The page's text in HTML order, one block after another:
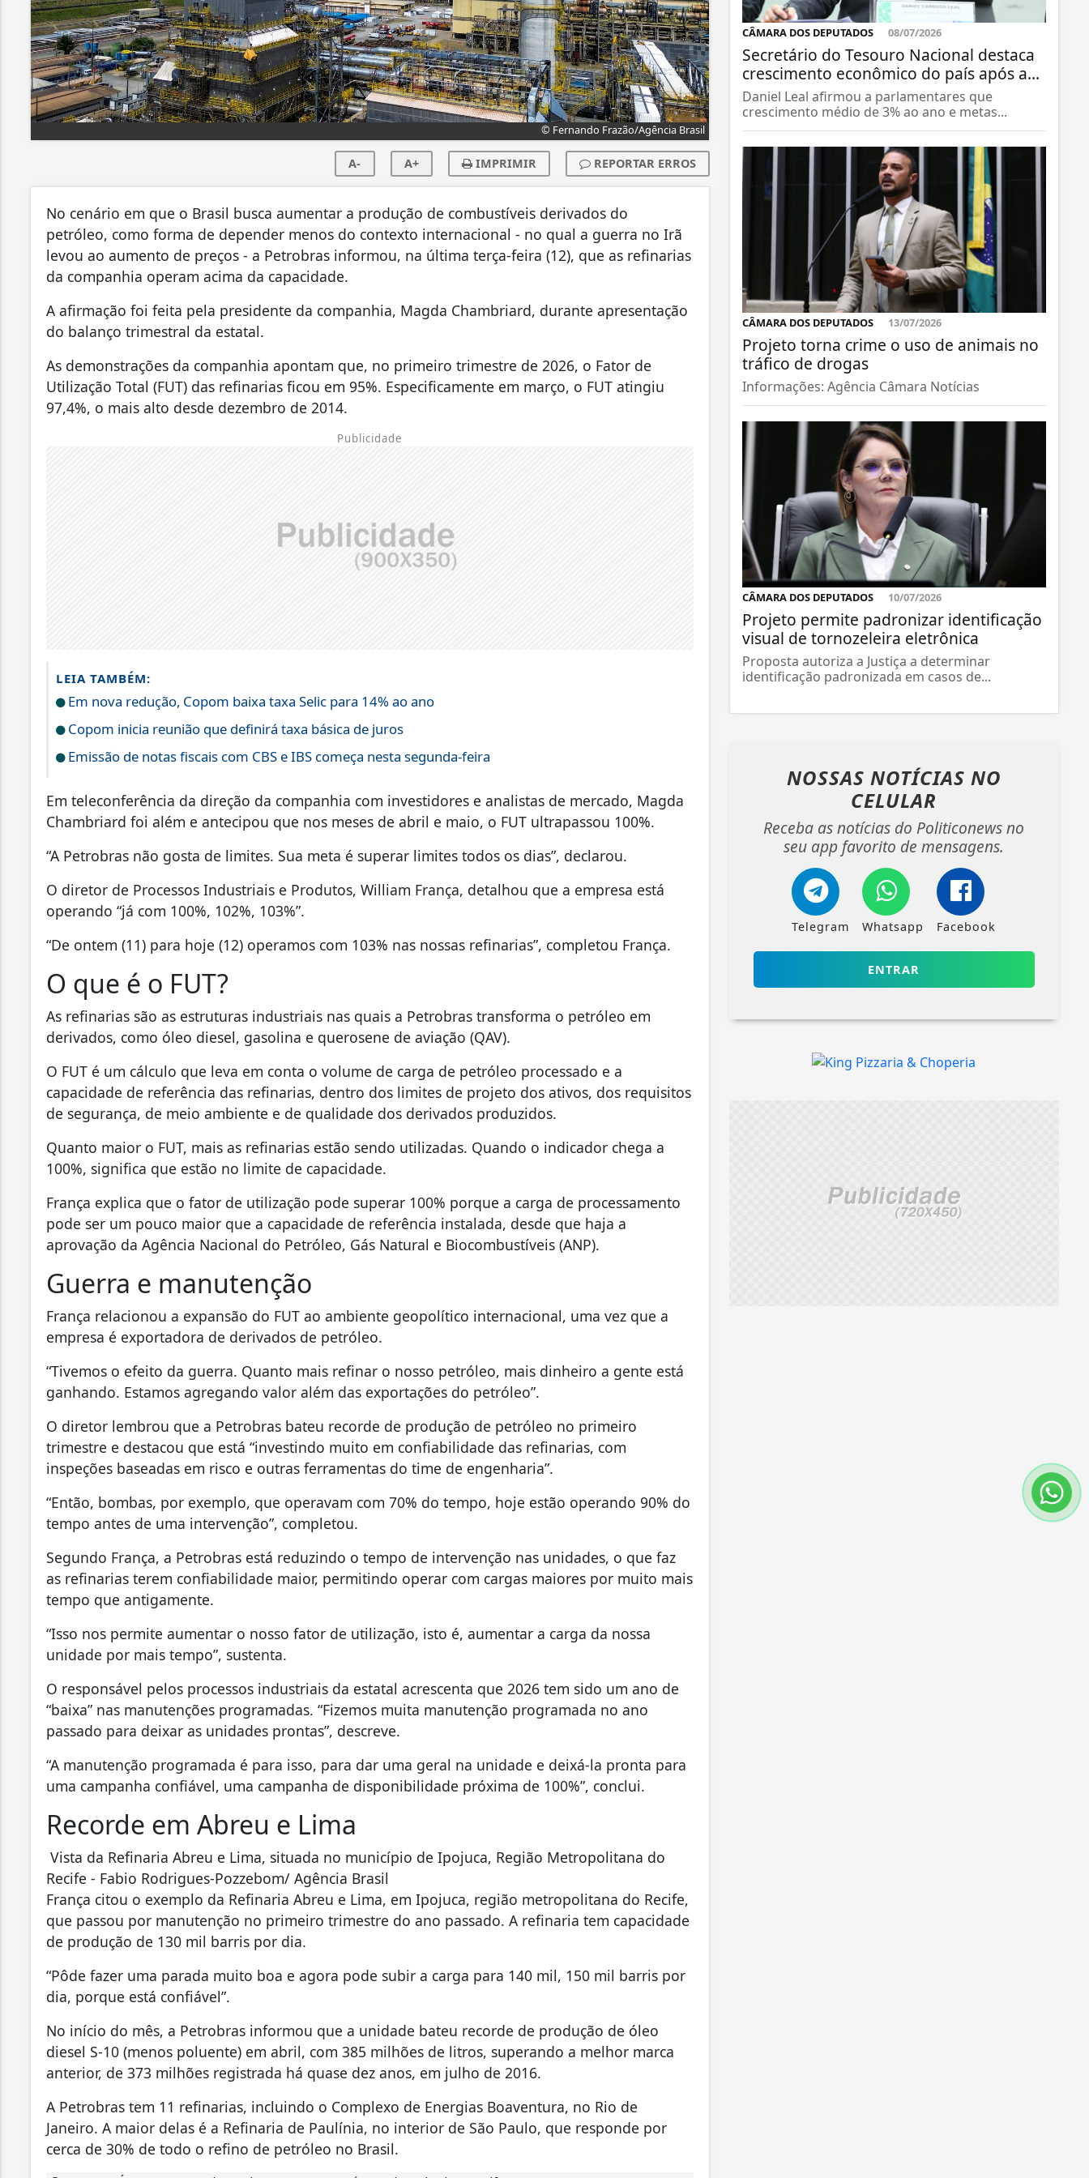
© Fernando Frazão/Agência Brasil
A- A+ IMPRIMIR REPORTAR ERROS
No cenário em que o Brasil busca aumentar a produção de combustíveis derivados do
petróleo, como forma de depender menos do contexto internacional - no qual a guerra no Irã
levou ao aumento de preços - a Petrobras informou, na última terça-feira (12), que as refinarias
da companhia operam acima da capacidade.
A afirmação foi feita pela presidente da companhia, Magda Chambriard, durante apresentação
do balanço trimestral da estatal.
As demonstrações da companhia apontam que, no primeiro trimestre de 2026, o Fator de
Utilização Total (FUT) das refinarias ficou em 95%. Especificamente em março, o FUT atingiu
97,4%, o mais alto desde dezembro de 2014.
Publicidade
LEIA TAMBÉM:
Em nova redução, Copom baixa taxa Selic para 14% ao ano
Copom inicia reunião que definirá taxa básica de juros
Emissão de notas fiscais com CBS e IBS começa nesta segunda-feira
Em teleconferência da direção da companhia com investidores e analistas de mercado, Magda
Chambriard foi além e antecipou que nos meses de abril e maio, o FUT ultrapassou 100%.
“A Petrobras não gosta de limites. Sua meta é superar limites todos os dias”, declarou.
O diretor de Processos Industriais e Produtos, William França, detalhou que a empresa está
operando “já com 100%, 102%, 103%”.
“De ontem (11) para hoje (12) operamos com 103% nas nossas refinarias”, completou França.
O que é o FUT?
As refinarias são as estruturas industriais nas quais a Petrobras transforma o petróleo em
derivados, como óleo diesel, gasolina e querosene de aviação (QAV).
O FUT é um cálculo que leva em conta o volume de carga de petróleo processado e a
capacidade de referência das refinarias, dentro dos limites de projeto dos ativos, dos requisitos
de segurança, de meio ambiente e de qualidade dos derivados produzidos.
Quanto maior o FUT, mais as refinarias estão sendo utilizadas. Quando o indicador chega a
100%, significa que estão no limite de capacidade.
França explica que o fator de utilização pode superar 100% porque a carga de processamento
pode ser um pouco maior que a capacidade de referência instalada, desde que haja a
aprovação da Agência Nacional do Petróleo, Gás Natural e Biocombustíveis (ANP).
Guerra e manutenção
França relacionou a expansão do FUT ao ambiente geopolítico internacional, uma vez que a
empresa é exportadora de derivados de petróleo.
“Tivemos o efeito da guerra. Quanto mais refinar o nosso petróleo, mais dinheiro a gente está
ganhando. Estamos agregando valor além das exportações do petróleo”.
O diretor lembrou que a Petrobras bateu recorde de produção de petróleo no primeiro
trimestre e destacou que está “investindo muito em confiabilidade das refinarias, com
inspeções baseadas em risco e outras ferramentas do time de engenharia”.
“Então, bombas, por exemplo, que operavam com 70% do tempo, hoje estão operando 90% do
tempo antes de uma intervenção”, completou.
Segundo França, a Petrobras está reduzindo o tempo de intervenção nas unidades, o que faz
as refinarias terem confiabilidade maior, permitindo operar com cargas maiores por muito mais
tempo que antigamente.
“Isso nos permite aumentar o nosso fator de utilização, isto é, aumentar a carga da nossa
unidade por mais tempo”, sustenta.
O responsável pelos processos industriais da estatal acrescenta que 2026 tem sido um ano de
“baixa” nas manutenções programadas. “Fizemos muita manutenção programada no ano
passado para deixar as unidades prontas”, descreve.
“A manutenção programada é para isso, para dar uma geral na unidade e deixá-la pronta para
uma campanha confiável, uma campanha de disponibilidade próxima de 100%”, conclui.
Recorde em Abreu e Lima
Vista da Refinaria Abreu e Lima, situada no município de Ipojuca, Região Metropolitana do
Recife - Fabio Rodrigues-Pozzebom/ Agência Brasil
França citou o exemplo da Refinaria Abreu e Lima, em Ipojuca, região metropolitana do Recife,
que passou por manutenção no primeiro trimestre do ano passado. A refinaria tem capacidade
de produção de 130 mil barris por dia.
“Pôde fazer uma parada muito boa e agora pode subir a carga para 140 mil, 150 mil barris por
dia, porque está confiável”.
No início do mês, a Petrobras informou que a unidade bateu recorde de produção de óleo
diesel S-10 (menos poluente) em abril, com 385 milhões de litros, superando a melhor marca
anterior, de 373 milhões registrada há quase dez anos, em julho de 2016.
A Petrobras tem 11 refinarias, incluindo o Complexo de Energias Boaventura, no Rio de
Janeiro. A maior delas é a Refinaria de Paulínia, no interior de São Paulo, que responde por
cerca de 30% de todo o refino de petróleo no Brasil.
CÂMARA DOS DEPUTADOS 08/07/2026
Secretário do Tesouro Nacional destaca
crescimento econômico do país após a...
Daniel Leal afirmou a parlamentares que
crescimento médio de 3% ao ano e metas...
CÂMARA DOS DEPUTADOS 13/07/2026
Projeto torna crime o uso de animais no
tráfico de drogas
Informações: Agência Câmara Notícias
CÂMARA DOS DEPUTADOS 10/07/2026
Projeto permite padronizar identificação
visual de tornozeleira eletrônica
Proposta autoriza a Justiça a determinar
identificação padronizada em casos de...
NOSSAS NOTÍCIAS NO
CELULAR
Receba as notícias do Politiconews no
seu app favorito de mensagens.
Telegram Whatsapp Facebook
ENTRAR